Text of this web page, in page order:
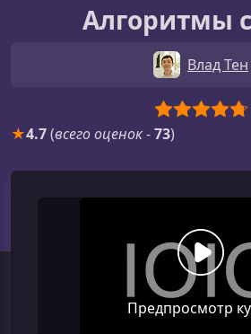
Алгоритмы
Влад Тен
★4.7(всего оценок-73)
Предпросмотр